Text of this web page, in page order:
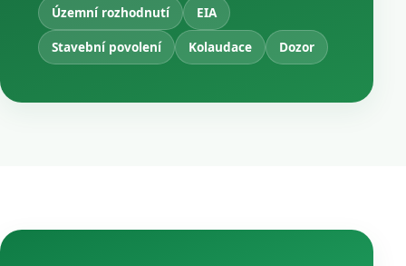
Územní rozhodnutí
EIA
Stavební povolení
Kolaudace Dozor